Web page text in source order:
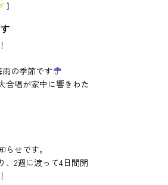
]
の季節です
合唱が家中に響きわた
せです。
、2週に渡って4日間開